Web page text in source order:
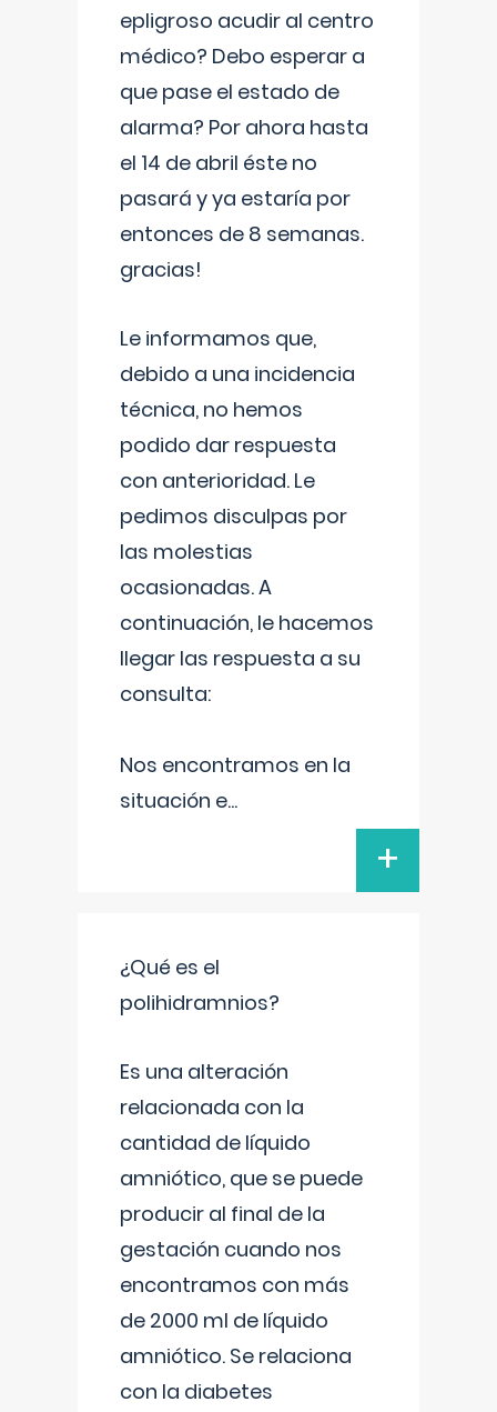
epligroso acudir al centro
médico? Debo esperar a
que pase el estado de
alarma? Por ahora hasta
el 14 de abril éste no
pasará y ya estaría por
entonces de 8 semanas.
gracias!
Le informamos que,
debido a una incidencia
técnica, no hemos
podido dar respuesta
con anterioridad. Le
pedimos disculpas por
las molestias
ocasionadas. A
continuación, le hacemos
llegar las respuesta a su
consulta:
Nos encontramos en la
situación e...
+
¿Qué es el
polihidramnios?
Es una alteración
relacionada con la
cantidad de líquido
amniótico, que se puede
producir al final de la
gestación cuando nos
encontramos con más
de 2000 ml de líquido
amniótico. Se relaciona
con la diabetes